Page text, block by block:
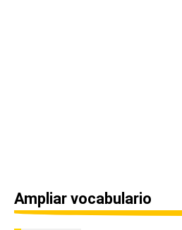
Ampliar vocabulario